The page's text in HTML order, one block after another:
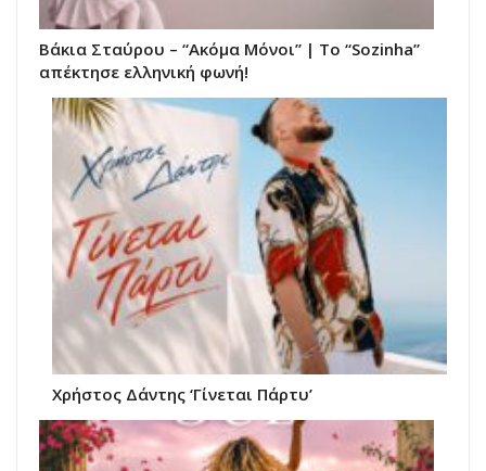
Βάκια Σταύρου – “Ακόμα Μόνοι” | Το “Sozinha”
απέκτησε ελληνική φωνή!
Χρήστος Δάντης ‘Γίνεται Πάρτυ’